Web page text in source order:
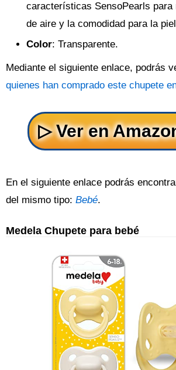
características SensoPearls
de aire y la comodidad para la
Color: Transparente.
Mediante el siguiente enlace, podrás
quienes han comprado este chupete
En el siguiente enlace podrás
del mismo tipo: Bebé.
Medela Chupete para bebé